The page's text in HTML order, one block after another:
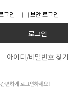
그인 보안 로그인
로그인
아이디/비밀번호 찾기